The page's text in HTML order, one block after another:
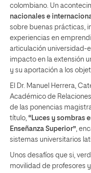
colombiano. Un
nacionales e
sobre buenas prácticas,
experiencias en
articulación universidad-
impacto en la extensión
y su aportación a los
El Dr. Manuel Herrera,
Académico de
de las ponencias
título, “Luces y sombras
Enseñanza Superior”,
sistemas universitarios
Unos desafíos que si,
movilidad de profesores